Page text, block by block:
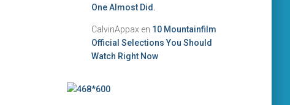
One Almost Did.
CalvinAppaxen 10 Mountainfilm
Official Selections You Should
Watch Right Now